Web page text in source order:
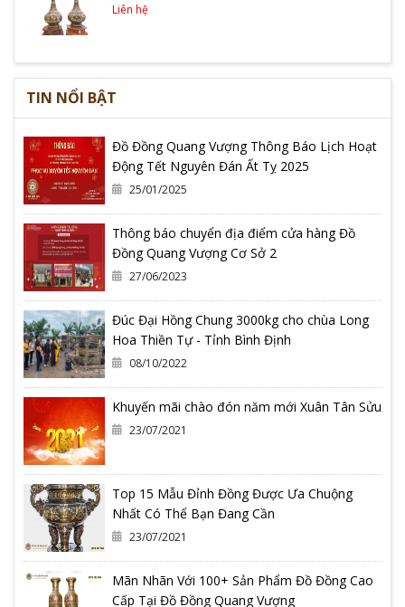
Liên hệ
TIN NỔI BẬT
Đồ Đồng Quang Vượng Thông Báo Lịch Hoạt
Động Tết Nguyên Đán Ất Tỵ 2025
25/01/2025
Thông báo chuyển địa điểm cửa hàng Đồ
Đồng Quang Vượng Cơ Sở 2
27/06/2023
Đúc Đại Hồng Chung 3000kg cho chùa Long
Hoa Thiền Tự - Tỉnh Bình Định
08/10/2022
Khuyến mãi chào đón năm mới Xuân Tân Sửu
23/07/2021
Top 15 Mẫu Đỉnh Đồng Được Ưa Chuộng
Nhất Có Thể Bạn Đang Cần
23/07/2021
Mãn Nhãn Với 100+ Sản Phẩm Đồ Đồng Cao
Cấp Tại Đồ Đồng Quang Vượng